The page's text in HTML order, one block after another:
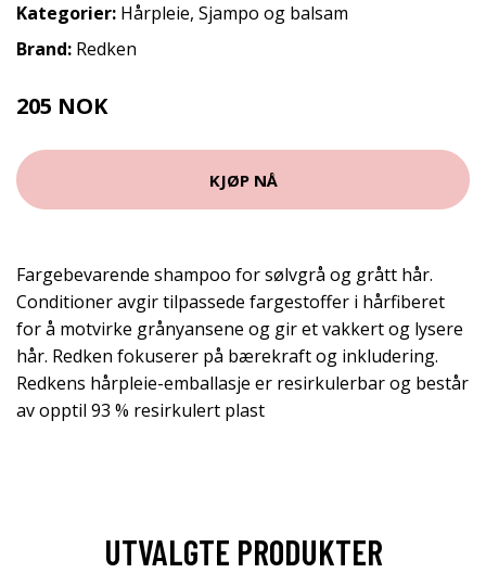
Kategorier: Hårpleie, Sjampo og balsam
Brand: Redken
205 NOK
KJØP NÅ
Fargebevarende shampoo for sølvgrå og grått hår.
Conditioner avgir tilpassede fargestoffer i hårfiberet
for å motvirke grånyansene og gir et vakkert og lysere
hår. Redken fokuserer på bærekraft og inkludering.
Redkens hårpleie-emballasje er resirkulerbar og består
av opptil 93 % resirkulert plast
UTVALGTE PRODUKTER